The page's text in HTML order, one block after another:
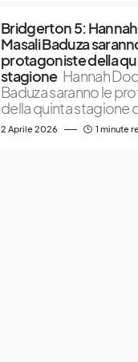
Bridgerton 5:
Masali Baduza
protagoniste della
stagione Hannah
Baduza saranno le
della quinta stagione
2 Aprile 2026 1 minute